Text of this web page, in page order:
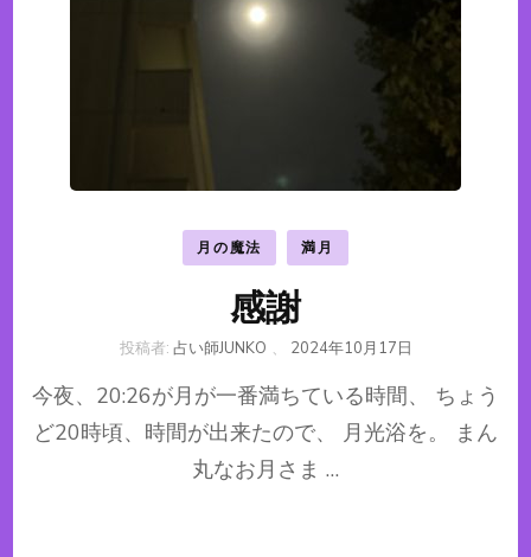
月の魔法 満月
感謝
投稿者: 占い師JUNKO 、 2024年10月17日
今夜、20:26が月が一番満ちている時間、 ちょう
ど20時頃、時間が出来たので、 月光浴を。 まん
丸なお月さま …